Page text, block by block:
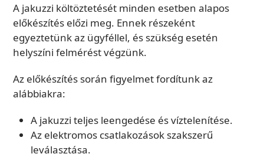
A jakuzzi költöztetését minden esetben alapos
előkészítés előzi meg. Ennek részeként
egyeztetünk az ügyféllel, és szükség esetén
helyszíni felmérést végzünk.
Az előkészítés során figyelmet fordítunk az
alábbiakra:
A jakuzzi teljes leengedése és víztelenítése.
Az elektromos csatlakozások szakszerű
leválasztása.